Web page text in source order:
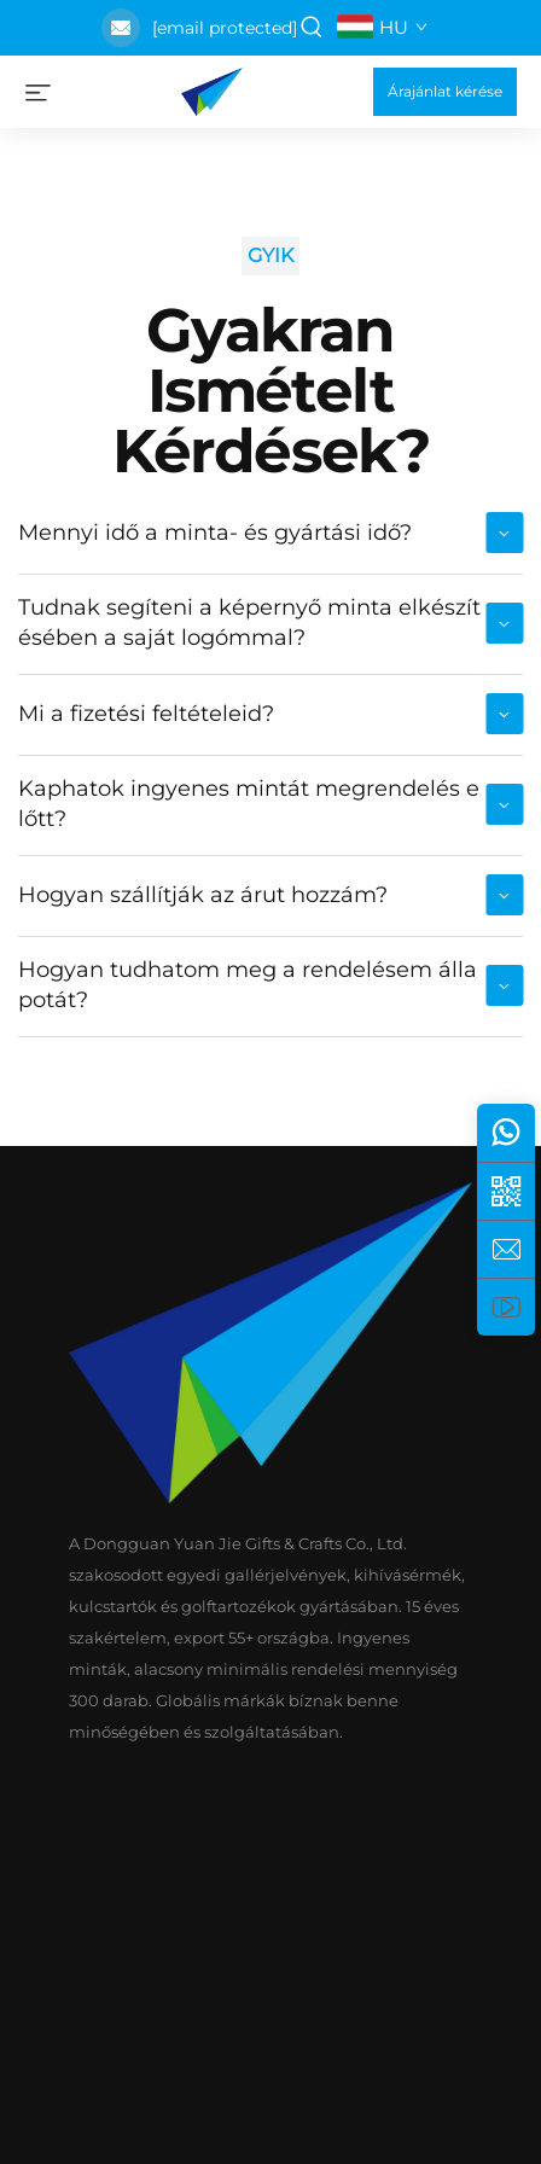
[email protected] HU
Árajánlat kérése
GYIK
Gyakran
Ismételt
Kérdések?
Mennyi idő a minta- és gyártási idő?
Tudnak segíteni a képernyő minta elkészít
ésében a saját logómmal?
Mi a fizetési feltételeid?
Kaphatok ingyenes mintát megrendelés e
lőtt?
Hogyan szállítják az árut hozzám?
Hogyan tudhatom meg a rendelésem álla
potát?
A Dongguan Yuan Jie Gifts & Crafts Co., Ltd.
szakosodott egyedi gallérjelvények, kihívásérmék,
kulcstartók és golftartozékok gyártásában. 15 éves
szakértelem, export 55+ országba. Ingyenes
minták, alacsony minimális rendelési mennyiség
300 darab. Globális márkák bíznak benne
minőségében és szolgáltatásában.